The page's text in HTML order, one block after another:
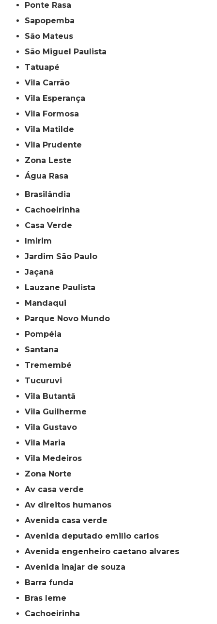
Ponte Rasa
Sapopemba
São Mateus
São Miguel Paulista
Tatuapé
Vila Carrão
Vila Esperança
Vila Formosa
Vila Matilde
Vila Prudente
Zona Leste
Água Rasa
Brasilândia
Cachoeirinha
Casa Verde
Imirim
Jardim São Paulo
Jaçanã
Lauzane Paulista
Mandaqui
Parque Novo Mundo
Pompéia
Santana
Tremembé
Tucuruvi
Vila Butantã
Vila Guilherme
Vila Gustavo
Vila Maria
Vila Medeiros
Zona Norte
av casa verde
av direitos humanos
avenida casa verde
avenida deputado emilio carlos
avenida engenheiro caetano alvares
avenida inajar de souza
barra funda
bras leme
cachoeirinha